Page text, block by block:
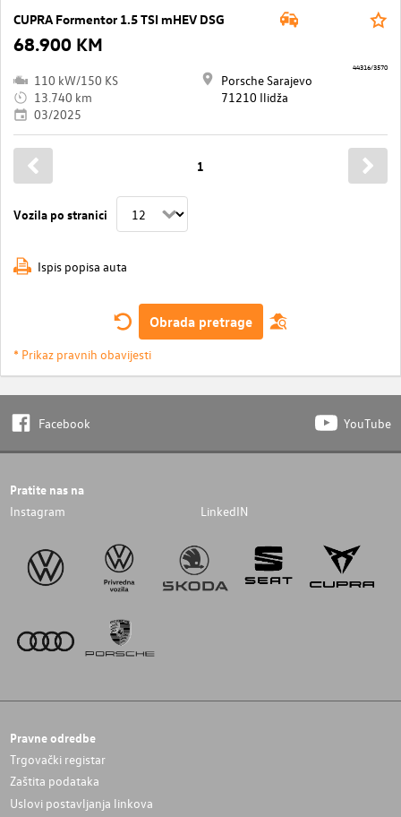
CUPRA Formentor 1.5 TSI mHEV DSG
68.900 KM
110 kW/150 KS
13.740 km
03/2025
Porsche Sarajevo
71210 Ilidža
44316/3570
Vozila po stranici
1
Ispis popisa auta
Obrada pretrage
* Prikaz pravnih obavijesti
Facebook YouTube
Pratite nas na
Instagram LinkedIN
Pravne odredbe
Trgovački registar
Zaštita podataka
Uslovi postavljanja linkova